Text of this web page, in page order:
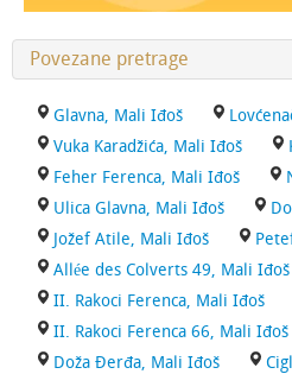
Povezane pretrage
Glavna, Mali Iđoš
Vuka Karadžića, Mali Iđoš
Feher Ferenca, Mali Iđoš
Ulica Glavna, Mali Iđoš
Jožef Atile, Mali Iđoš
Allée des Colverts 49, Mali Iđoš
II. Rakoci Ferenca, Mali Iđoš
II. Rakoci Ferenca 66, Mali Iđoš
Doža Đerđa, Mali Iđoš